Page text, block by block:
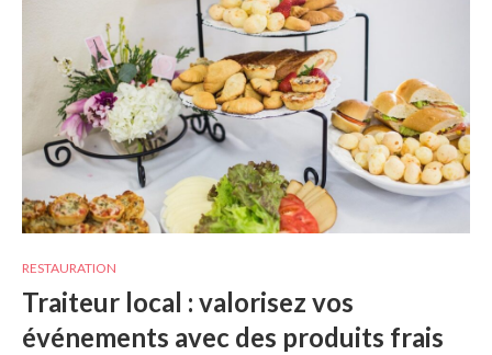
RESTAURATION
Traiteur local : valorisez vos
événements avec des produits frais